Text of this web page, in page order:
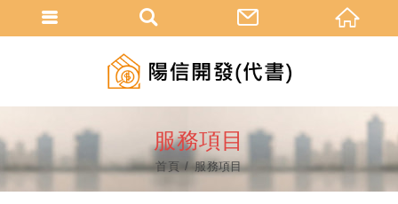
服務項目
首頁 服務項目